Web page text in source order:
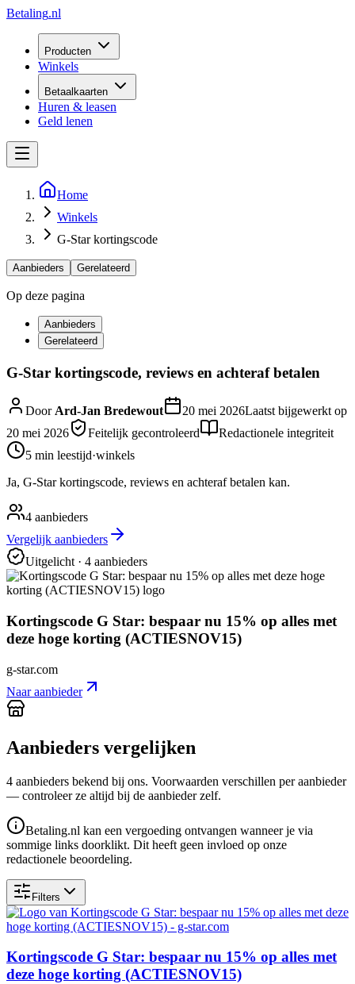
Betaling.nl
Producten
Winkels
Betaalkaarten
Huren & leasen
Geld lenen
Home
Winkels
G-Star kortingscode
Aanbieders Gerelateerd
Op deze pagina
Aanbieders
Gerelateerd
G-Star kortingscode, reviews en achteraf betalen
DoorArd-Jan Bredewout 20 mei 2026Laatst bijgewerkt op
20 mei 2026
Feitelijk gecontroleerd
Redactionele integriteit
5 min leestijd·winkels
Ja, G-Star kortingscode, reviews en achteraf betalen kan.
4 aanbieders
Vergelijk aanbieders
Uitgelicht· 4 aanbieders
Kortingscode G Star: bespaar nu 15% op alles met
deze hoge korting (ACTIESNOV15)
g-star.com
Naar aanbieder
Aanbieders vergelijken
4 aanbieders bekend bij ons. Voorwaarden verschillen per aanbieder
— controleer ze altijd bij de aanbieder zelf.
Betaling.nl kan een vergoeding ontvangen wanneer je via
sommige links doorklikt. Dit heeft geen invloed op onze
redactionele beoordeling.
Filters
Kortingscode G Star: bespaar nu 15% op alles met
deze hoge korting (ACTIESNOV15)